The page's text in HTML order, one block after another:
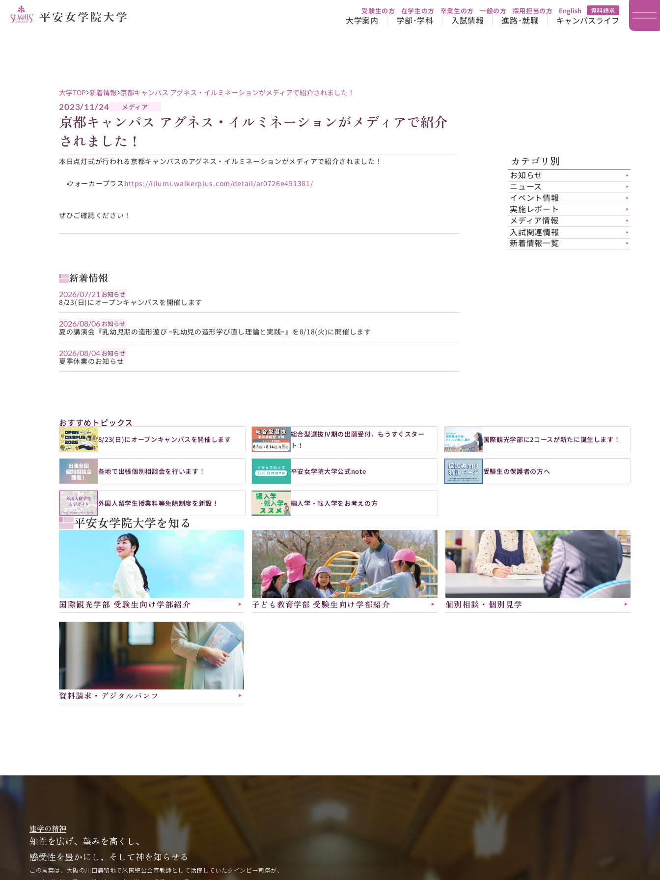
受験生の方 在学生の方 卒業生の方 一般の方 採用担当の方 English 資料請求
大学案内 学部･学科 入試情報 進路･就職 キャンパスライフ
大学TOP 新着情報 京都キャンパス アグネス・イルミネーションがメディアで紹介されました！
2023/11/24 メディア
京都キャンパス アグネス・イルミネーションがメディアで紹介
されました！
本日点灯式が行われる京都キャンパスのアグネス・イルミネーションがメディアで紹介されました！
ウォーカープラスhttps://illumi.walkerplus.com/detail/ar0726e451381/
ぜひご確認ください！
新着情報
2026/07/21 お知らせ
8/23(日)にオープンキャンパスを開催します
2026/08/06 お知らせ
夏の講演会『乳幼児期の造形遊び ｰ乳幼児の造形学び直し理論と実践ｰ』を8/18(火)に開催します
2026/08/04 お知らせ
夏季休業のお知らせ
カテゴリ別
お知らせ ▶︎
ニュース ▶︎
イベント情報 ▶︎
実施レポート ▶︎
メディア情報 ▶︎
入試関連情報 ▶︎
新着情報一覧 ▶︎
おすすめトピックス
8/23(日)にオープンキャンパスを開催します
総合型選抜Ⅳ期の出願受付、もうすぐスター
ト！
国際観光学部に2コースが新たに誕生します！
各地で出張個別相談会を行います！ 平安女学院大学公式note 受験生の保護者の方へ
外国人留学生授業料等免除制度を新設！ 編入学・転入学をお考えの方
平安女学院大学を知る
語学、観光、歴史を学
「好き」を活かせる人
際
観
光
部
国際観光
学科
国際観光学部 受験生向け学部紹介 ▶︎ 子ども教育学部 受験生向け学部紹介 ▶︎ 個別相談・個別見学 ▶︎
資料請求・デジタルパンフ ▶︎
建学の精神
知性を広げ、望みを高くし、
感受性を豊かにし、そして神を知らせる
この言葉は、大阪の川口居留地で米国聖公会宣教師として活躍していたクインビー司祭が、